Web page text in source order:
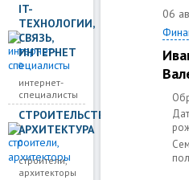
IT-
ТЕХНОЛОГИИ,
СВЯЗЬ,
ИНТЕРНЕТ
0
интернет-
специалисты
СТРОИТЕЛЬСТВО,
АРХИТЕКТУРА
0
строители,
архитекторы
06